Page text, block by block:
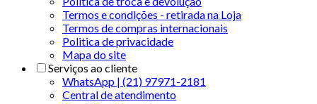
Termos e condições - retirada na Loja
Termos de compras internacionais
Politica de privacidade
Mapa do site
Serviços ao cliente
WhatsApp | (21) 97971-2181
Central de atendimento